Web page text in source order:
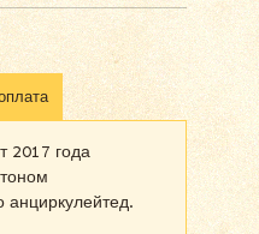
2017 года